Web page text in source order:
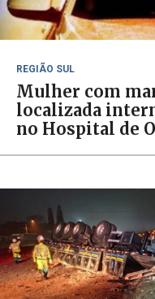
REGIÃO SUL
Mulher com
localizada
no Hospital de